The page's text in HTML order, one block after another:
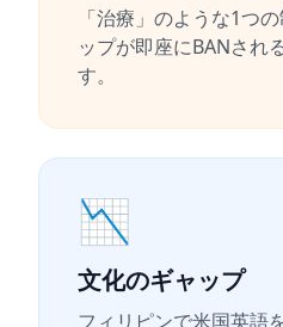
「治療」のような1つ
ップが即座にBANされ
す。
📉
文化のギャップ
フィリピンで米国英語